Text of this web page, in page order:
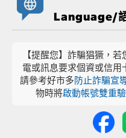
Language/
【提醒您】詐騙猖獗，
電或訊息要求個資或信
請參考好市多防止詐騙宣
物時將啟動帳號雙重